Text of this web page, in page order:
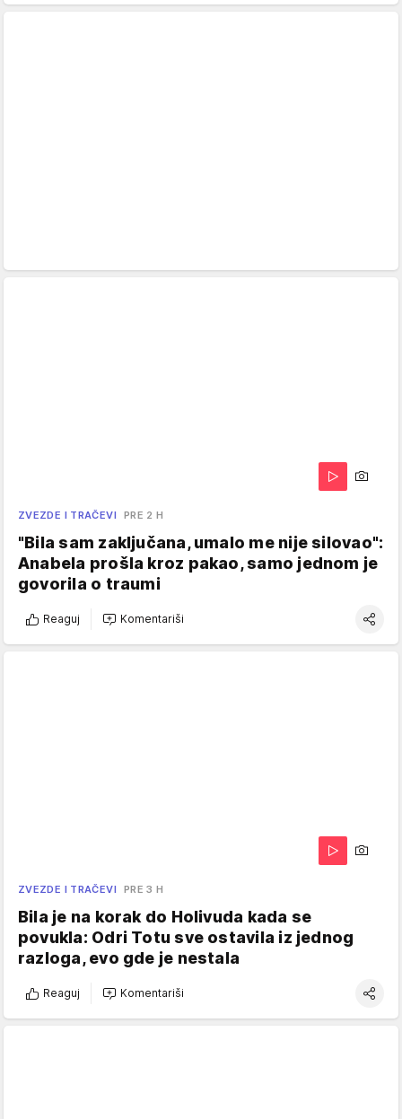
ZVEZDE I TRAČEVI PRE 2 H
"Bila sam zaključana, umalo me nije silovao":
Anabela prošla kroz pakao, samo jednom je
govorila o traumi
Reaguj Komentariši
ZVEZDE I TRAČEVI PRE 3 H
Bila je na korak do Holivuda kada se
povukla: Odri Totu sve ostavila iz jednog
razloga, evo gde je nestala
Reaguj Komentariši